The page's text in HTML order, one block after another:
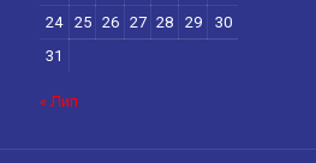
24
25 26 27 28 29
30
31
« Лип